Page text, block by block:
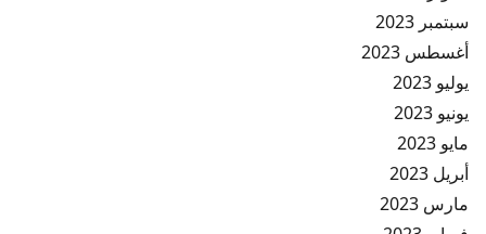
سبتمبر 2023
أغسطس 2023
يوليو 2023
يونيو 2023
مايو 2023
أبريل 2023
مارس 2023